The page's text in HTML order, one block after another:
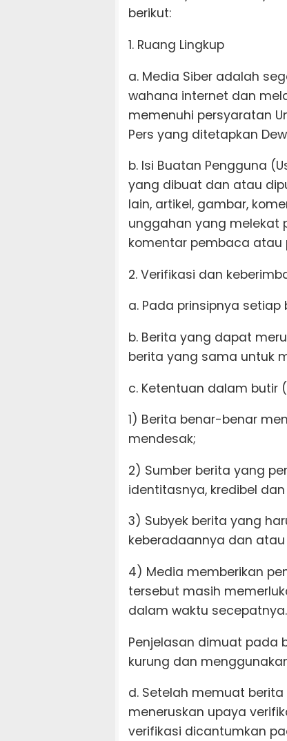
berikut:
1. Ruang Lingkup
a. Media Siber adalah
wahana internet dan
memenuhi persyaratan
Pers yang ditetapkan
b. Isi Buatan Pengguna
yang dibuat dan atau
lain, artikel, gambar,
unggahan yang melekat
komentar pembaca atau
2. Verifikasi dan
a. Pada prinsipnya
b. Berita yang dapat
berita yang sama untuk
c. Ketentuan dalam butir
1) Berita benar-benar
mendesak;
2) Sumber berita yang
identitasnya, kredibel
3) Subyek berita yang
keberadaannya dan
4) Media memberikan
tersebut masih
dalam waktu secepatnya.
Penjelasan dimuat pada
kurung dan
d. Setelah memuat
meneruskan upaya
verifikasi dicantumkan